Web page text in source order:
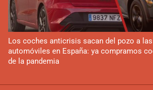
Los coches anticrisis sacan del pozo a
automóviles en España: ya compramos
de la pandemia